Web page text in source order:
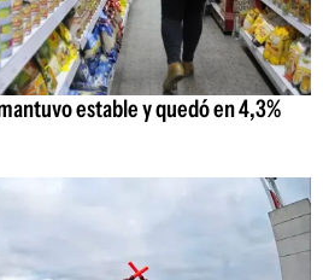
estable y quedó en 4,3%